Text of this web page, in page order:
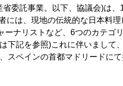
委託事業。以下、協議会)は、
には、現地の伝統的な日本料
ナリストなど、6つのカテゴ
下記を参照)これに伴いまして
スペインの首都マドリードにて